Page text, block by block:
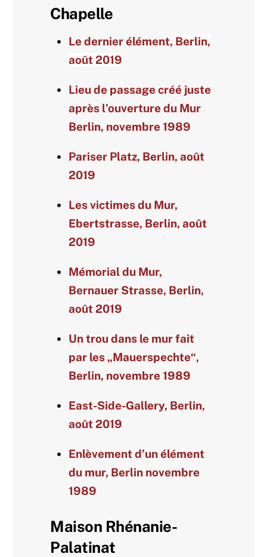
Chapelle
Le dernier élément, Berlin,
août 2019
Lieu de passage créé juste
après l’ouverture du Mur
Berlin, novembre 1989
Pariser Platz, Berlin, août
2019
Les victimes du Mur,
Ebertstrasse, Berlin, août
2019
Mémorial du Mur,
Bernauer Strasse, Berlin,
août 2019
Un trou dans le mur fait
par les „Mauerspechte“,
Berlin, novembre 1989
East-Side-Gallery, Berlin,
août 2019
Enlèvement d’un élément
du mur, Berlin novembre
1989
Maison Rhénanie-
Palatinat